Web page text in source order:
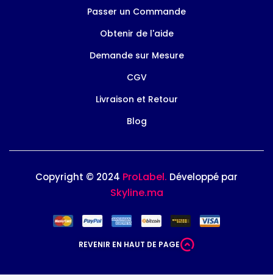
Passer un Commande
Obtenir de l'aide
Demande sur Mesure
CGV
Livraison et Retour
Blog
Copyright © 2024 ProLabel. Développé par
Skyline.ma
REVENIR EN HAUT DE PAGE